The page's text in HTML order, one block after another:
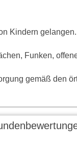
Kindern gelangen.
Funken,
gemäß den